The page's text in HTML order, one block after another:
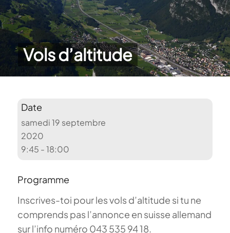
Vols d’altitude
Date
samedi 19 septembre
2020
9:45 - 18:00
Programme
Inscrives-toi pour les vols d’altitude si tu ne
comprends pas l’annonce en suisse allemand
sur l’info numéro 043 535 94 18.